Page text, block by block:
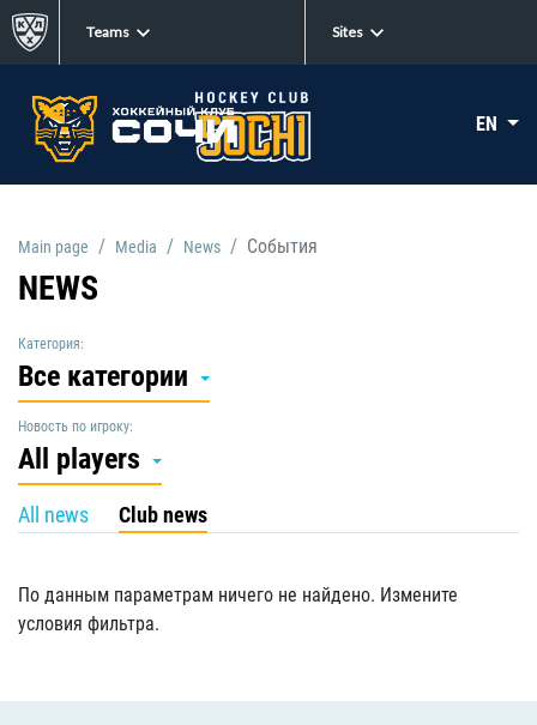
Teams Sites
EN
Main page Media News События
NEWS
Категория:
Все категории
Новость по игроку:
All players
All news Club news
По данным параметрам ничего не найдено. Измените
условия фильтра.